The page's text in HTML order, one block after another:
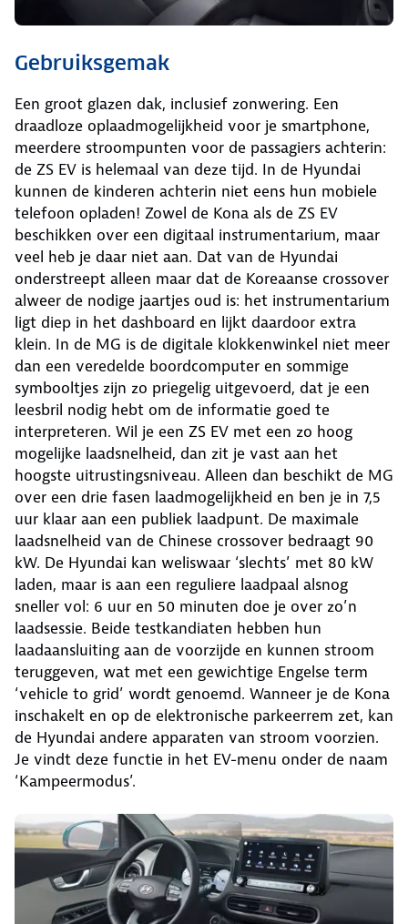
Gebruiksgemak
Een groot glazen dak, inclusief zonwering. Een
draadloze oplaadmogelijkheid voor je smartphone,
meerdere stroompunten voor de passagiers achterin:
de ZS EV is helemaal van deze tijd. In de Hyundai
kunnen de kinderen achterin niet eens hun mobiele
telefoon opladen! Zowel de Kona als de ZS EV
beschikken over een digitaal instrumentarium, maar
veel heb je daar niet aan. Dat van de Hyundai
onderstreept alleen maar dat de Koreaanse crossover
alweer de nodige jaartjes oud is: het instrumentarium
ligt diep in het dashboard en lijkt daardoor extra
klein. In de MG is de digitale klokkenwinkel niet meer
dan een veredelde boordcomputer en sommige
symbooltjes zijn zo priegelig uitgevoerd, dat je een
leesbril nodig hebt om de informatie goed te
interpreteren. Wil je een ZS EV met een zo hoog
mogelijke laadsnelheid, dan zit je vast aan het
hoogste uitrustingsniveau. Alleen dan beschikt de MG
over een drie fasen laadmogelijkheid en ben je in 7,5
uur klaar aan een publiek laadpunt. De maximale
laadsnelheid van de Chinese crossover bedraagt 90
kW. De Hyundai kan weliswaar ‘slechts’ met 80 kW
laden, maar is aan een reguliere laadpaal alsnog
sneller vol: 6 uur en 50 minuten doe je over zo’n
laadsessie. Beide testkandiaten hebben hun
laadaansluiting aan de voorzijde en kunnen stroom
teruggeven, wat met een gewichtige Engelse term
‘vehicle to grid’ wordt genoemd. Wanneer je de Kona
inschakelt en op de elektronische parkeerrem zet, kan
de Hyundai andere apparaten van stroom voorzien.
Je vindt deze functie in het EV-menu onder de naam
‘Kampeermodus’.